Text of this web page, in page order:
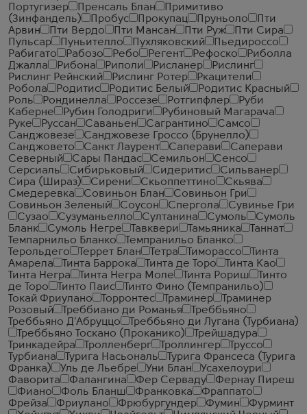
Португизер
Пренсаль Блан
Примитиво
(Зинфандель)
Пробус Прокупац Пруньоло
Пти
Арвин
Пти Вердо Пти Мансан Пти Руж
Пти Сира
Пульсар
Пуньителло Пухляковский
Пьедироссо
Рабигато
Рабозо Ребо Регент Рефоско
Риболла
Джалла
Рибона Риполи Рисланер
Рислинг
Рислинг Рейнский
Рислинг Ротер
Ркацители
Робола
Родитис Родитис Белый
Родитис Красный
Роль
Рондинелла Россезе Ротгипфлер
Руби
Каберне
Рубин Голодриги
Рубиновый Магарача
Руке
Руссан Саваньен Сагрантино
Самсо
Санджовезе
Санджовезе Гроссо (Брунелло)
Санджовето
Санкт Лаурент Саперави
Саперави
Северный
Сары Пандас Семильон
Сенсо
Серсиаль
Сибирьковый Сидеритис
Сильванер
Сира (Шираз)
Сирени Скьоппеттино
Скьява
Смедеревка
Совиньон Блан
Совиньон Гри
Совиньон Зеленый
Соусон Спергола
Сувинье Гри
Сузао
Сузуманьелло Султанина Сумоль
Сумоль
Бланк
Сумоль Негре Тавквери Тамьяника
Таннат
Темпарнильо Бланко
Темпранильо Бланко
Терольдего
Террет Блан Тетра Тиморассо
Тинта
Амарела
Тинта Баррока Тинта де Торо
Тинта Као
Тинта Негра
Тинта Негра Моле Тинта Рориш
Тинто
де Торо
Тинто Паис
Тинто Фино (Темпранильо)
Токай Фриулано
Торронтес Траминер
Траминер
Розовый
Треббиано ди Романья
Треббьяно
Треббьяно Д'Абруццо
Треббьяно ди Лугана (Турбиана)
Треббьяно Тоскано (Проканико)
Трейшадура
Тринкадейра
Тролленберг Троллингер
Труссо
Турбиана
Турига Насьональ
Турига Франсеса (Турига
Франка)
Уль де Льебре Уни Блан
Усахелоури
Фаворита
Фалангина Фер Серваду
Фернау Пиреш
Фиано
Фоль Бланш Франковка
Фраппато
Фрейза
Фриулано Фрюбургундер Фумин
Фурминт